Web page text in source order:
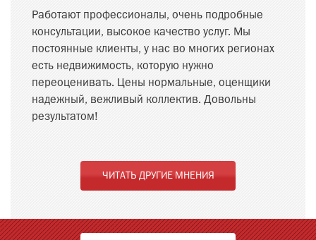
Работают профессионалы, очень подробные
консультации, высокое качество услуг. Мы
постоянные клиенты, у нас во многих регионах
есть недвижимость, которую нужно
переоценивать. Цены нормальные, оценщики
надежный, вежливый коллектив. Довольны
результатом!
ЧИТАТЬ ДРУГИЕ МНЕНИЯ